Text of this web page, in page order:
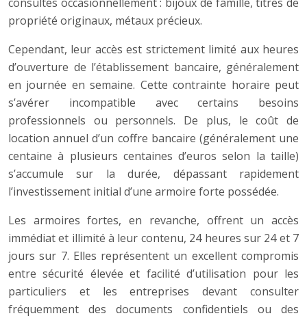
propriété originaux, métaux précieux.
Cependant, leur accès est strictement limité aux heures
d’ouverture de l’établissement bancaire, généralement
en journée en semaine. Cette contrainte horaire peut
s’avérer incompatible avec certains besoins
professionnels ou personnels. De plus, le coût de
location annuel d’un coffre bancaire (généralement une
centaine à plusieurs centaines d’euros selon la taille)
s’accumule sur la durée, dépassant rapidement
l’investissement initial d’une armoire forte possédée.
Les armoires fortes, en revanche, offrent un accès
immédiat et illimité à leur contenu, 24 heures sur 24 et 7
jours sur 7. Elles représentent un excellent compromis
entre sécurité élevée et facilité d’utilisation pour les
particuliers et les entreprises devant consulter
fréquemment des documents confidentiels ou des